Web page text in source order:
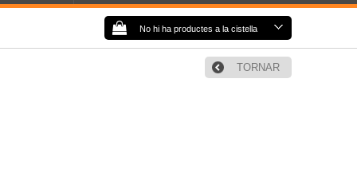
No hi ha productes a la cistella
TORNAR